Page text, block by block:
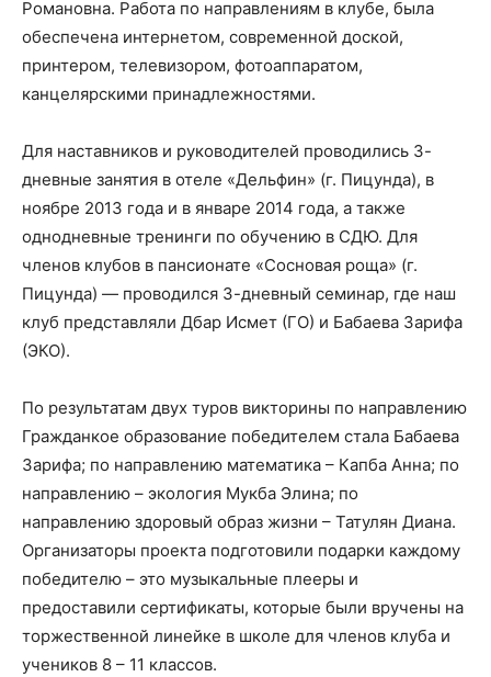
Романовна. Работа по направлениям в клубе, была
обеспечена интернетом, современной доской,
принтером, телевизором, фотоаппаратом,
канцелярскими принадлежностями.
Для наставников и руководителей проводились 3-
дневные занятия в отеле «Дельфин» (г. Пицунда), в
ноябре 2013 года и в январе 2014 года, а также
однодневные тренинги по обучению в СДЮ. Для
членов клубов в пансионате «Сосновая роща» (г.
Пицунда) — проводился 3-дневный семинар, где наш
клуб представляли Дбар Исмет (ГО) и Бабаева Зарифа
(ЭКО).
По результатам двух туров викторины по направлению
Гражданкое образование победителем стала Бабаева
Зарифа; по направлению математика – Капба Анна; по
направлению – экология Мукба Элина; по
направлению здоровый образ жизни – Татулян Диана.
Организаторы проекта подготовили подарки каждому
победителю – это музыкальные плееры и
предоставили сертификаты, которые были вручены на
торжественной линейке в школе для членов клуба и
учеников 8 – 11 классов.